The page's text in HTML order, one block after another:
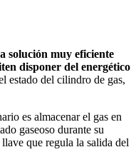
solución muy eficiente
disponer del energético
estado del cilindro de gas,
es almacenar el gas en
gaseoso durante su
que regula la salida del